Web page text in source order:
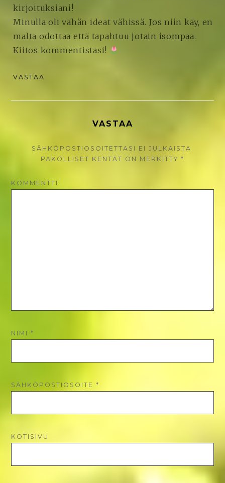
kirjoituksiani!
Minulla oli vähän ideat vähissä. Jos niin käy, en
malta odottaa että tapahtuu jotain isompaa.
Kiitos kommentistasi!
VASTAA
VASTAA
SÄHKÖPOSTIOSOITETTASI EI JULKAISTA.
PAKOLLISET KENTÄT ON MERKITTY *
KOMMENTTI
NIMI*
SÄHKÖPOSTIOSOITE*
KOTISIVU